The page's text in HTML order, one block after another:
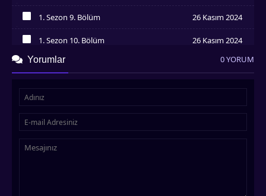
1. Sezon 9. Bölüm 26 Kasım 2024
İzledim
1. Sezon 10. Bölüm 26 Kasım 2024
1. Sezon 11. Bölüm 26 Kasım 2024
İzledim
Yorumlar 0 YORUM